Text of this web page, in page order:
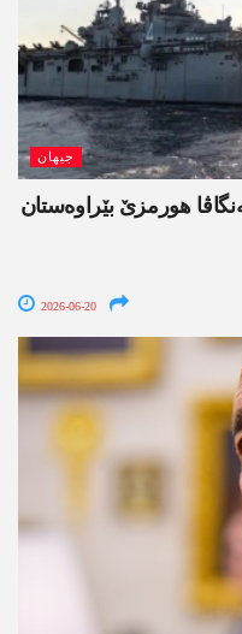
جیھان
ھورمزێ بێراوەستان
2026-06-20